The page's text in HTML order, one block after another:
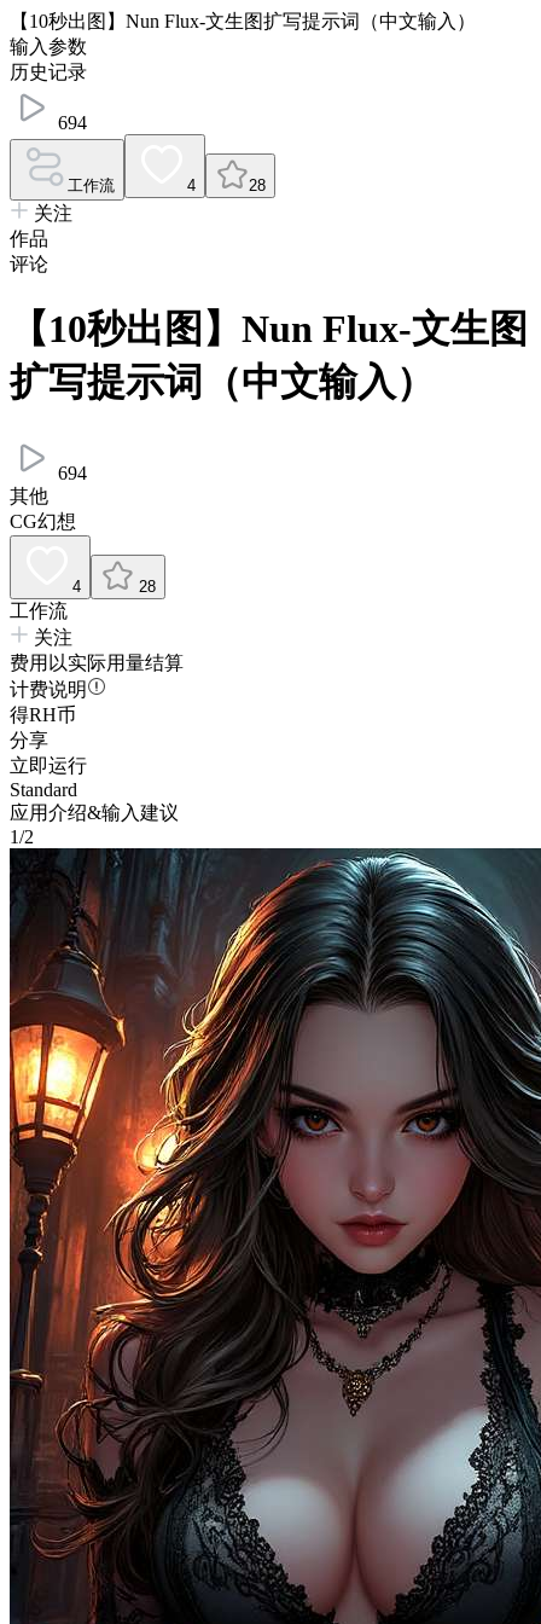
【10秒出图】Nun Flux-文生图扩写提示词（中文输入）
输入参数
历史记录
694
工作流 4 28
关注
作品
评论
【10秒出图】Nun Flux-文生图
扩写提示词（中文输入）
694
其他
CG幻想
4 28
工作流
关注
费用以实际用量结算
计费说明
得RH币
分享
立即运行
Standard
应用介绍&输入建议
1/2